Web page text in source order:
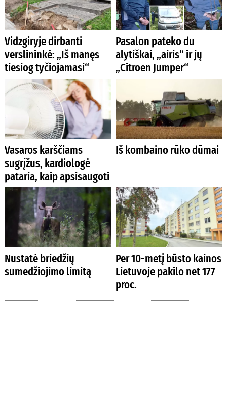
Vidzgiryje dirbanti
verslininkė: „Iš manęs
tiesiog tyčiojamasi“
Pasalon pateko du
alytiškai, „airis“ ir jų
„Citroen Jumper“
Vasaros karščiams
sugrįžus, kardiologė
pataria, kaip apsisaugoti
Iš kombaino rūko dūmai
Nustatė briedžių
sumedžiojimo limitą
Per 10-metį būsto kainos
Lietuvoje pakilo net 177
proc.